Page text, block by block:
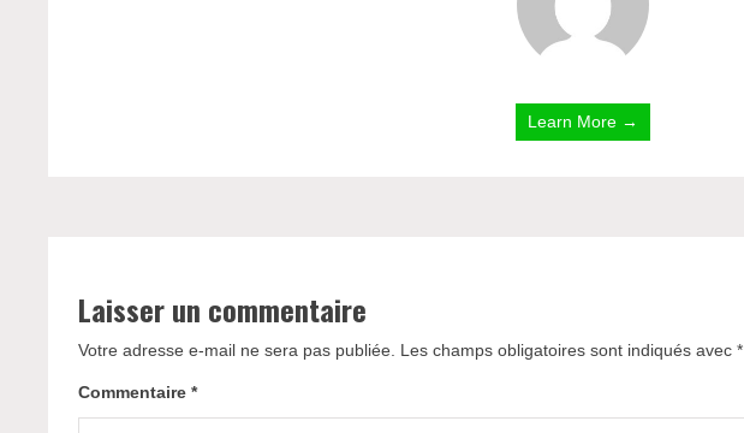
Learn More →
Laisser un commentaire
Votre adresse e-mail ne sera pas publiée. Les champs obligatoires sont indiqués avec*
Commentaire*